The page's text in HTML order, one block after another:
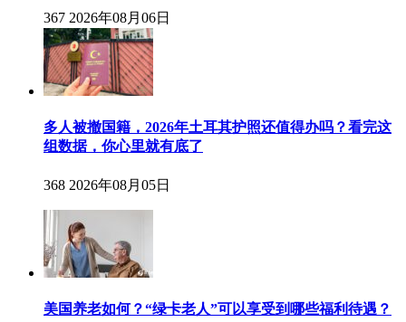
367 2026年08月06日
多人被撤国籍，2026年土耳其护照还值得办吗？看完这
组数据，你心里就有底了
368 2026年08月05日
美国养老如何？“绿卡老人”可以享受到哪些福利待遇？